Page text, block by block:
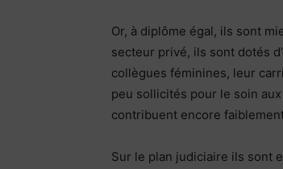
Or, à diplôme égal, ils sont
secteur privé, ils sont dotés
collègues féminines, leur
peu sollicités pour le soin
contribuent encore
Sur le plan judiciaire ils sont